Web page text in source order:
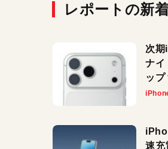
レポートの新
次期
ナイ
ップ
スが
速充